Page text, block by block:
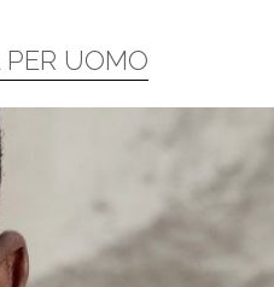
PER UOMO